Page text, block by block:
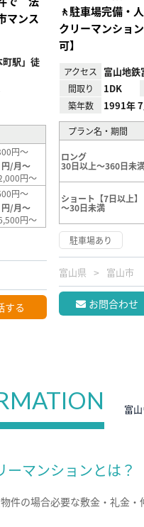
マンス
町駅」徒
円～
円/月～
円～
円～
円/月～
円～
する
🚶駐車場完備・
クリーマンショ
可】
アクセス 富山地鉄
間取り 1DK
築年数 1991年
プラン名・期間
ロング
30日以上～360日未
ショート【7日以上】
～30日未満
駐車場あり
富山県 富山市
お問合わせ
富
ーマンションとは？
件の場合必要な敷金・礼金・